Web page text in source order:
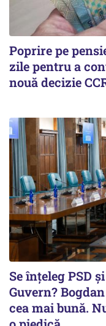
Poprire pe
zile pentru a
nouă decizie
Se înţeleg PSD
Guvern?
cea mai bună.